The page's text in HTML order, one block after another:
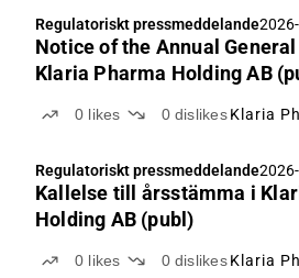
Regulatoriskt pressmeddelande
Notice of the Annual
Klaria Pharma Holding AB
0 likes 0 dislikes Klaria
Regulatoriskt pressmeddelande
Kallelse till årsstämma i
Holding AB (publ)
0 likes 0 dislikes Klaria